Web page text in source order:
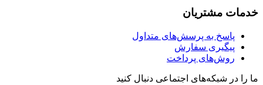
خدمات مشتریان
پاسخ به پرسش‌های متداول
پیگیری سفارش
روش‌های پرداخت
ما را در شبکه‌های اجتماعی دنبال کنید